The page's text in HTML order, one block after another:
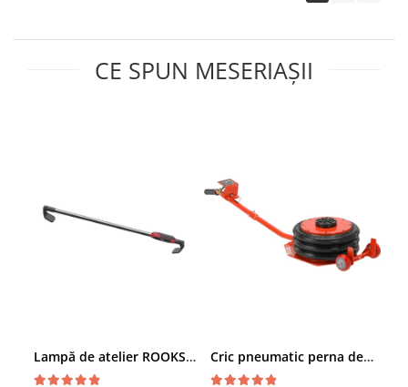
CE SPUN MESERIAȘII
Lampă de atelier ROOKS B2 HYBRID pentru capotă, 2000 lumeni, 5000 mAh Cric pneumatic perna de aer cu inaltator 6T